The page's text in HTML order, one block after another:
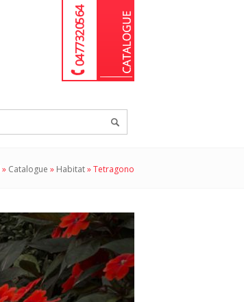
04 77 32 05 64
» Catalogue » Habitat»Tetragono